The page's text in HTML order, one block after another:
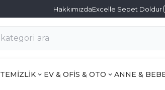
HakkımızdaExcelle Sepet Doldur
TEMİZLİK EV & OFİS & OTO ANNE &